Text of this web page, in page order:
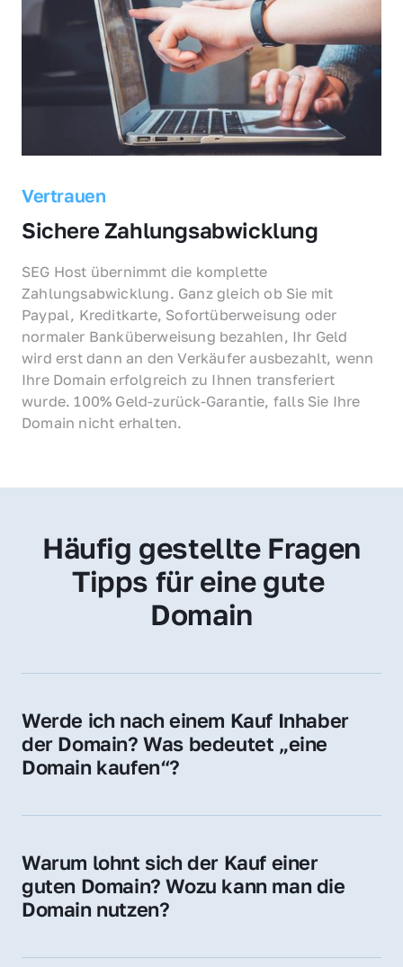
Vertrauen
Sichere Zahlungsabwicklung
SEG Host übernimmt die komplette
Zahlungsabwicklung. Ganz gleich ob Sie mit
Paypal, Kreditkarte, Sofortüberweisung oder
normaler Banküberweisung bezahlen, Ihr Geld
wird erst dann an den Verkäufer ausbezahlt, wenn
Ihre Domain erfolgreich zu Ihnen transferiert
wurde. 100% Geld-zurück-Garantie, falls Sie Ihre
Domain nicht erhalten.
Häufig gestellte Fragen
Tipps für eine gute
Domain
Werde ich nach einem Kauf Inhaber
der Domain? Was bedeutet „eine
Domain kaufen“?
Sie erhalten alle Rechte zur Nutzung,
Domain.
Warum lohnt sich der Kauf einer
guten Domain? Wozu kann man die
Domain nutzen?